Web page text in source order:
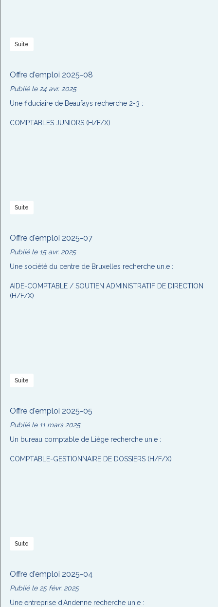
Suite
Offre d'emploi 2025-08
Publié le 24 avr. 2025
Une fiduciaire de Beaufays recherche 2-3 :
COMPTABLES JUNIORS (H/F/X)
Suite
Offre d'emploi 2025-07
Publié le 15 avr. 2025
Une société du centre de Bruxelles recherche un.e :
AIDE-COMPTABLE / SOUTIEN ADMINISTRATIF DE DIRECTION
(H/F/X)
Suite
Offre d'emploi 2025-05
Publié le 11 mars 2025
Un bureau comptable de Liège recherche un.e :
COMPTABLE-GESTIONNAIRE DE DOSSIERS (H/F/X)
Suite
Offre d'emploi 2025-04
Publié le 25 févr. 2025
Une entreprise d'Andenne recherche un.e :